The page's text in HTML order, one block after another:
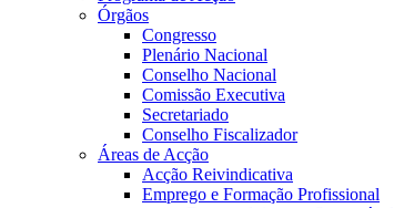
Órgãos
Congresso
Plenário Nacional
Conselho Nacional
Comissão Executiva
Secretariado
Conselho Fiscalizador
Áreas de Acção
Acção Reivindicativa
Emprego e Formação Profissional